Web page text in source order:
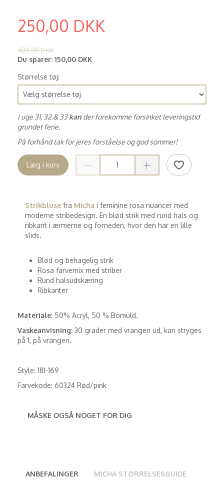
250,00 DKK
400,00 DKK
Du sparer: 150,00 DKK
Størrelse tøj:
I uge 31, 32 & 33kan der forekomme forsinket leveringstid
grundet ferie.
På forhånd tak for jeres forståelse og god sommer!
Læg i kurv
Strikbluse fra Micha i feminine rosa nuancer med
moderne stribedesign. En blød strik med rund hals og
ribkant i ærmerne og forneden, hvor den har en lille
slids.
Blød og behagelig strik
Rosa farvemix med striber
Rund halsudskæring
Ribkanter
Materiale: 50% Acryl, 50 % Bomuld.
Vaskeanvisning: 30 grader med vrangen ud, kan stryges
på 1, på vrangen.
Style: 181-169
Farvekode: 60324 Rød/pink
MÅSKE OGSÅ NOGET FOR DIG
ANBEFALINGER MICHA STØRRELSESGUIDE